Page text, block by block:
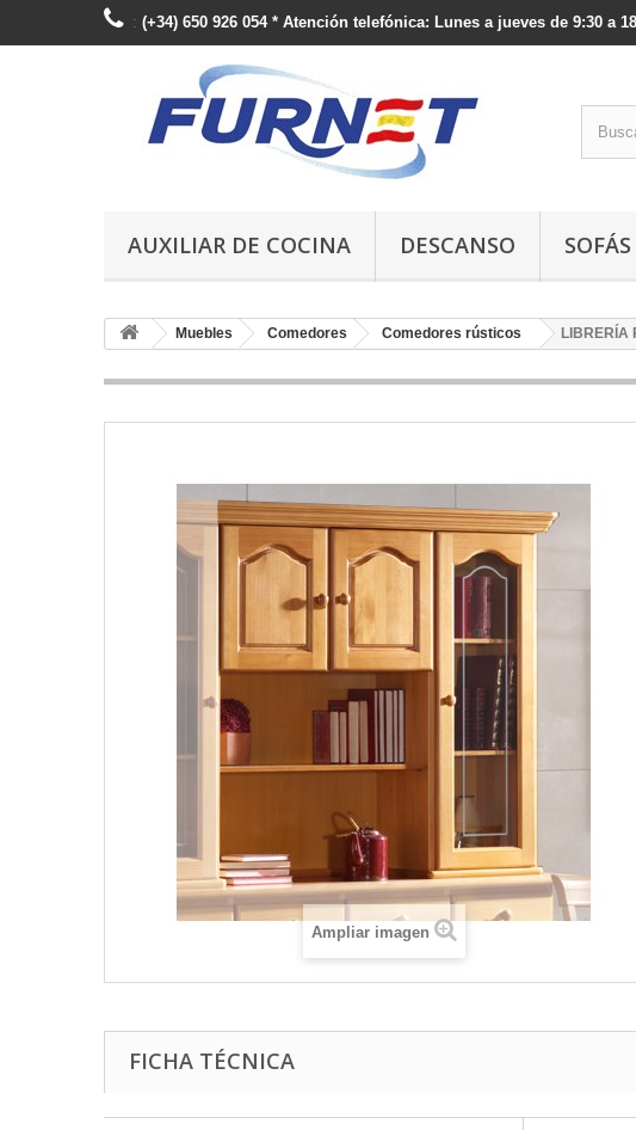
: (+34) 650 926 054 * Atención telefónica: Lunes a jueves de 9:30 a
AUXILIAR DE COCINA DESCANSO
Muebles Comedores Comedores rústicos LIBRERÍA
Ampliar imagen
FICHA TÉCNICA